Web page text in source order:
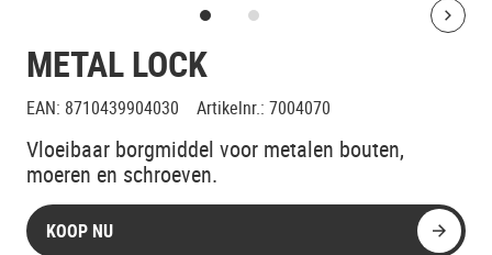
METAL LOCK
EAN: 8710439904030 Artikelnr.: 7004070
Vloeibaar borgmiddel voor metalen bouten,
moeren en schroeven.
KOOP NU